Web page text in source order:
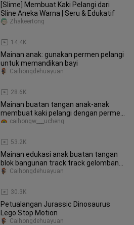
[Slime] Membuat Kaki Pelangi dari
Sline Aneka Warna | Seru & Edukatif
14.4K
Zhakeertong
Mainan anak: gunakan permen pelangi
untuk memandikan bayi
28.6K
Caihongdehuayuan
Mainan buatan tangan anak-anak
membuat kaki pelangi dengan permen
pelangi
53.2K
caihongw___ucheng
Mainan edukasi anak buatan tangan
blok bangunan track track gelombang
track winding track
30.3K
Caihongdehuayuan
Petualangan Jurassic Dinosaurus
Lego Stop Motion
Caihongdehuayuan